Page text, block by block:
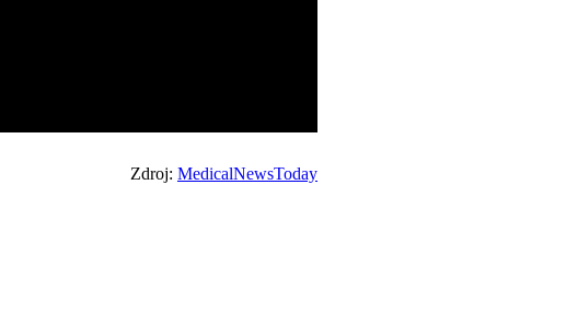
Zdroj: MedicalNewsToday